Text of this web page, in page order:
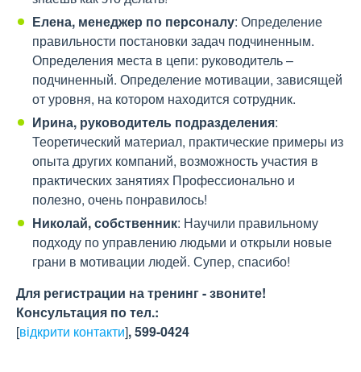
Елена, менеджер по персоналу: Определение
правильности постановки задач подчиненным.
Определения места в цепи: руководитель –
подчиненный. Определение мотивации, зависящей
от уровня, на котором находится сотрудник.
Ирина, руководитель подразделения:
Теоретический материал, практические примеры из
опыта других компаний, возможность участия в
практических занятиях Профессионально и
полезно, очень понравилось!
Николай, собственник: Научили правильному
подходу по управлению людьми и открыли новые
грани в мотивации людей. Супер, спасибо!
Для регистрации на тренинг - звоните!
Консультация по тел.:
[відкрити контакти], 599-0424